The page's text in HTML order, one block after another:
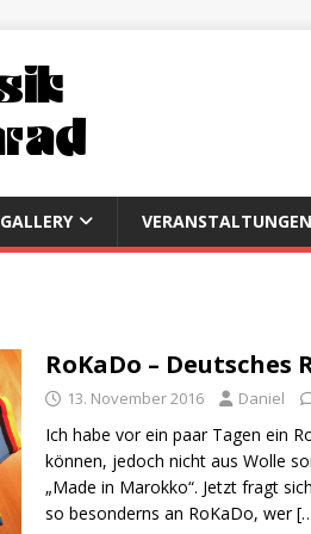
GALLERY VERANSTALTUNGEN
RoKaDo – Deutsches
13. November 2016 Daniel
Ich habe vor ein paar Tagen ein
können, jedoch nicht aus Wolle
„Made in Marokko“. Jetzt fragt
so besonderns an RoKaDo, wer